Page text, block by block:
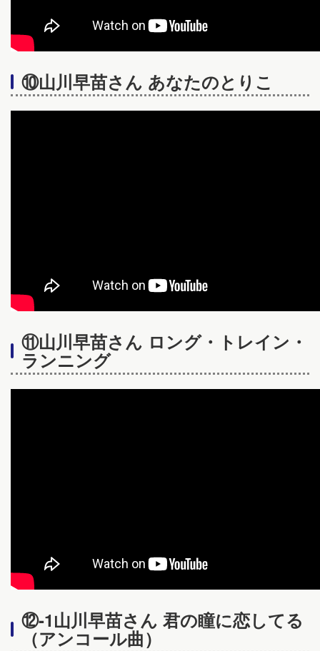
⑩山川早苗さん あなたのとりこ
⑪山川早苗さん ロング・トレイン・
ランニング
⑫-1山川早苗さん 君の瞳に恋してる
（アンコール曲）